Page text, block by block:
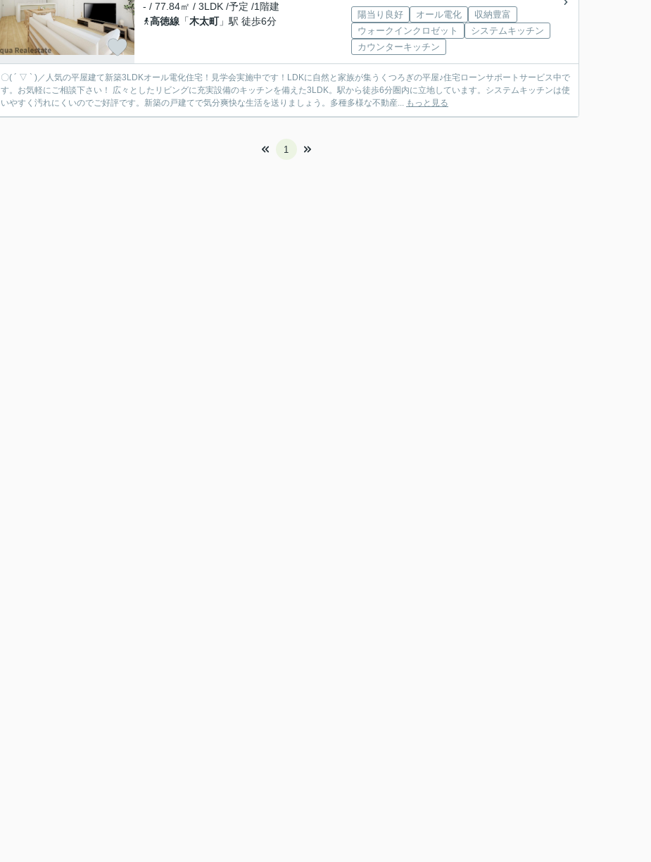
- / 77.84㎡ / 3LDK /予定 /1階建
高徳線 「木太町」駅 徒歩6分
陽当り良好 オール電化
収納豊富
ウォークインクロゼット
システムキッチン
カウンターキッチン
〇( ´ ▽ ` )／人気の平屋建て新築3LDKオール電化住宅！見学会実施中です！LDKに自然と家族が集うくつろぎの平屋♪住宅ローンサポートサービス中で
す。お気軽にご相談下さい！ 広々としたリビングに充実設備のキッチンを備えた3LDK。駅から徒歩6分圏内に立地しています。システムキッチンは使
いやすく汚れにくいのでご好評です。新築の戸建てで気分爽快な生活を送りましょう。多種多様な不動産... もっと見る
1